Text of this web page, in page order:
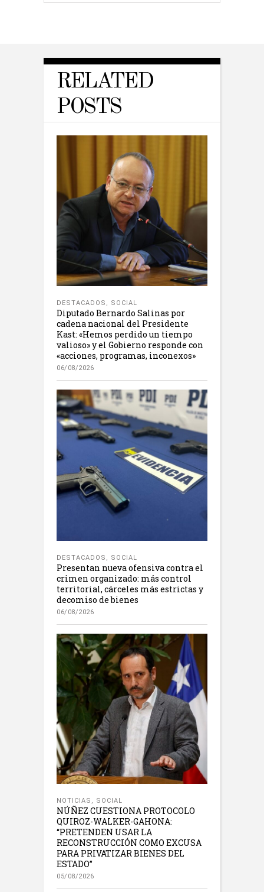
RELATED
POSTS
DESTACADOS , SOCIAL
Diputado Bernardo Salinas por
cadena nacional del Presidente
Kast: «Hemos perdido un tiempo
valioso» y el Gobierno responde con
«acciones, programas, inconexos»
06/08/2026
DESTACADOS , SOCIAL
Presentan nueva ofensiva contra el
crimen organizado: más control
territorial, cárceles más estrictas y
decomiso de bienes
06/08/2026
NOTICIAS , SOCIAL
NÚÑEZ CUESTIONA PROTOCOLO
QUIROZ-WALKER-GAHONA:
“PRETENDEN USAR LA
RECONSTRUCCIÓN COMO EXCUSA
PARA PRIVATIZAR BIENES DEL
ESTADO”
05/08/2026